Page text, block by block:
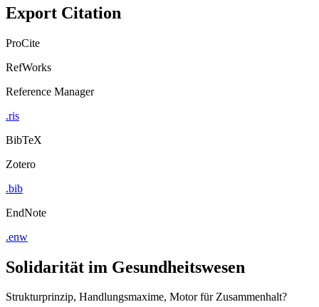
Export Citation
ProCite
RefWorks
Reference Manager
.ris
BibTeX
Zotero
.bib
EndNote
.enw
Solidarität im Gesundheitswesen
Strukturprinzip, Handlungsmaxime, Motor für Zusammenhalt?